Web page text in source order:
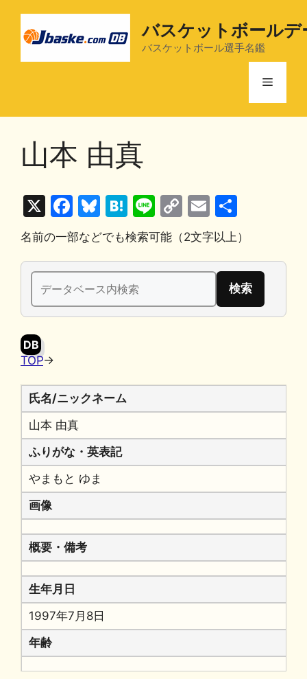
バスケットボールデ
バスケットボール選手名鑑
メ
山本 由真
X
F
a
c
e
b
o
Bl
u
e
s
k
y
H
at
e
n
a
Li
n
e
C
o
p
y
n
E
m
ai
l
有
名前の一部などでも検索可能（2文字以上）
検
索:
DB
TOP→
氏名/ニックネーム
山本 由真
ふりがな・英表記
やまもと ゆま
画像
概要・備考
生年月日
1997年7月8日
年齢